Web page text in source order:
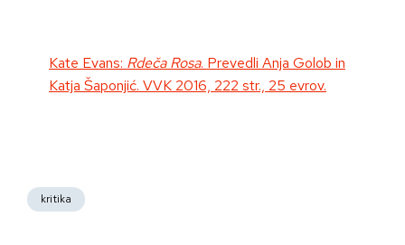
Kate Evans: Rdeča Rosa. Prevedli Anja Golob in
Katja Šaponjić. VVK 2016, 222 str., 25 evrov.
kritika